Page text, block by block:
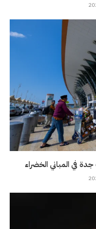
في المباني الخضراء